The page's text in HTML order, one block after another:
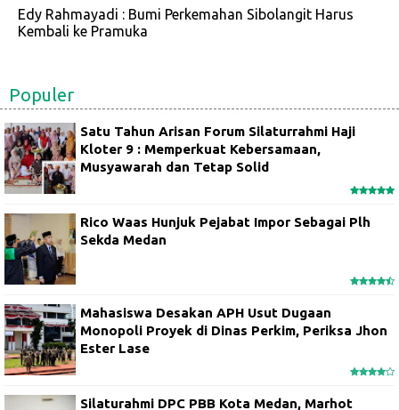
Edy Rahmayadi : Bumi Perkemahan Sibolangit Harus
Kembali ke Pramuka
Populer
Satu Tahun Arisan Forum Silaturrahmi Haji
Kloter 9 : Memperkuat Kebersamaan,
Musyawarah dan Tetap Solid
Rico Waas Hunjuk Pejabat Impor Sebagai Plh
Sekda Medan
Mahasiswa Desakan APH Usut Dugaan
Monopoli Proyek di Dinas Perkim, Periksa Jhon
Ester Lase
Silaturahmi DPC PBB Kota Medan, Marhot